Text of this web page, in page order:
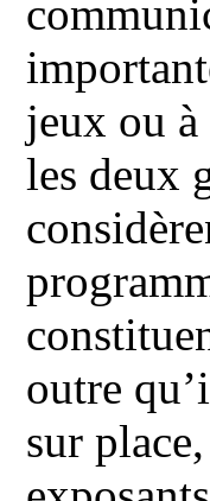
jeux ou à
les deux
outre
sur